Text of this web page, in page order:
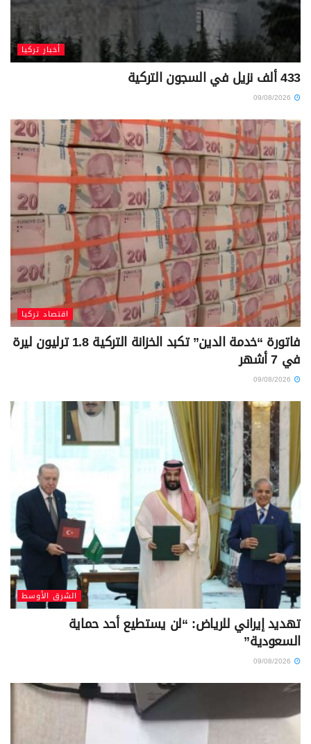
أخبار تركيا
433 ألف نزيل في السجون التركية
اقتصاد تركيا
فاتورة “خدمة الدين” تكبد الخزانة التركية 1.8 ترليون ليرة
في 7 أشهر
الشرق الأوسط
تهديد إيراني للرياض: “لن يستطيع أحد حماية
السعودية”